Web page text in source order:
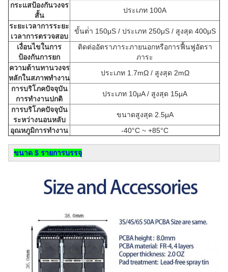
กระแสป้องกันวงจร
สั้น
ประเภท 100A
ระยะเวลาการระยะ
เวลาการตรวจสอบ
ขั้นต่ํา 150μS / ประเภท 250μS / สูงสุด 400μS
เงื่อนไขในการ
ป้องกันการยก
ติดต่ออัตราภาระภายนอกหรือการฟื้นฟูอัตรา
ภาระ
ความต้านทานวงจร
หลักในสภาพทํางาน
ประเภท 1.7mΩ / สูงสุด 2mΩ
การบริโภคปัจจุบัน
การทํางานปกติ
ประเภท 10μA / สูงสุด 15μA
การบริโภคปัจจุบัน
ระหว่างนอนหลับ
ขนาดสูงสุด 2.5μA
อุณหภูมิการทํางาน
-40°C ~ +85°C
ขนาด $ รายการบรรจุ